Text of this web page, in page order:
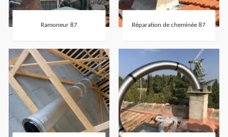
Ramoneur 87 Réparation de cheminée 87